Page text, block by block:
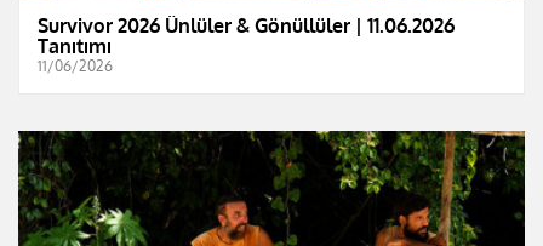
Survivor 2026 Ünlüler & Gönüllüler | 11.06.2026
Tanıtımı
11/06/2026